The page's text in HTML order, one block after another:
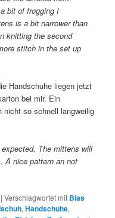
bit of frogging I
is a bit narrower than
knitting the second
stitch in the set up
Handschuhe liegen jetzt
bei mir. Ein
nicht so schnell langweilig
The mittens will
A nice pattern an not
|Verschlagwortet mit Bias
,Handschuhe,